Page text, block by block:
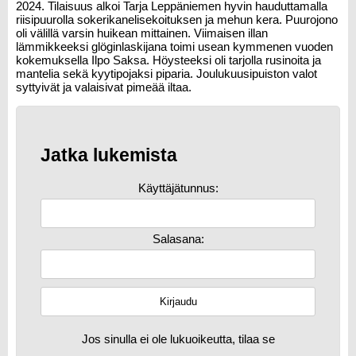
2024. Tilaisuus alkoi Tarja Leppäniemen hyvin hauduttamalla
riisipuurolla sokerikanelisekoituksen ja mehun kera. Puurojono
oli välillä varsin huikean mittainen. Viimaisen illan
lämmikkeeksi glöginlaskijana toimi usean kymmenen vuoden
kokemuksella Ilpo Saksa. Höysteeksi oli tarjolla rusinoita ja
mantelia sekä kyytipojaksi piparia. Joulukuusipuiston valot
syttyivät ja valaisivat pimeää iltaa.
Jatka lukemista
Käyttäjätunnus:
Salasana:
Jos sinulla ei ole lukuoikeutta, tilaa se